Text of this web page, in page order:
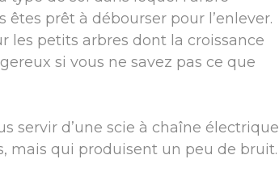
prêt à débourser pour l’enlever.
les petits arbres dont la croissance
si vous ne savez pas ce que
servir d’une scie à chaîne électrique
mais qui produisent un peu de bruit.